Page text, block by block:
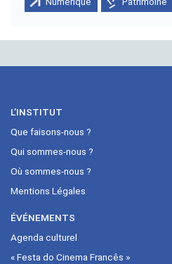
L’INSTITUT
Que faisons-nous ?
Qui sommes-nous ?
Où sommes-nous ?
Mentions Légales
ÉVÉNEMENTS
Agenda culturel
« Festa do Cinema Francês »